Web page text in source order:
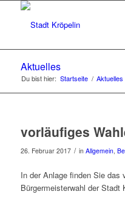
Aktuelles
Du bist hier: Startseite / Aktuelles
vorläufiges
26. Februar 2017 / in Allgemein,
In der Anlage finden Sie das
Bürgermeisterwahl der Stadt